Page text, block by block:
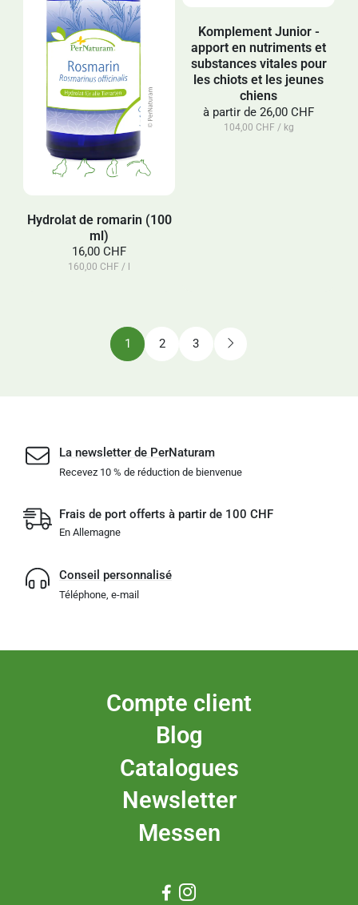
Hydrolat de romarin (100
ml)
16,00 CHF
160,00 CHF / l
Komplement Junior -
apport en nutriments et
substances vitales pour
les chiots et les jeunes
chiens
à partir de 26,00 CHF
104,00 CHF / kg
1 2 3
La newsletter de PerNaturam
Recevez 10 % de réduction de bienvenue
Frais de port offerts à partir de 100 CHF
En Allemagne
Conseil personnalisé
Téléphone, e-mail
Compte client
Blog
Catalogues
Newsletter
Messen
 